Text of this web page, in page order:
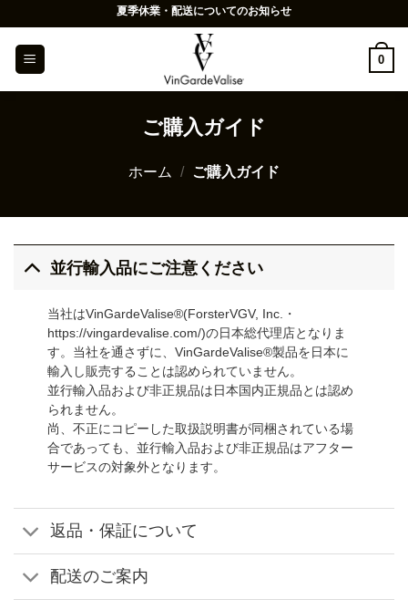
content
夏季休業・配送についてのお知らせ
0
ご購入ガイド
ホーム / ご購入ガイド
並行輸入品にご注意ください
当社はVinGardeValise®(ForsterVGV, Inc.・
https://vingardevalise.com/)の日本総代理店となりま
す。当社を通さずに、VinGardeValise®製品を日本に
輸入し販売することは認められていません。
並行輸入品および非正規品は日本国内正規品とは認め
られません。
尚、不正にコピーした取扱説明書が同梱されている場
合であっても、並行輸入品および非正規品はアフター
サービスの対象外となります。
返品・保証について
配送のご案内